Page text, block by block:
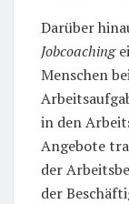
Darüber
Jobcoaching
Menschen
in den
Angebote
der
der